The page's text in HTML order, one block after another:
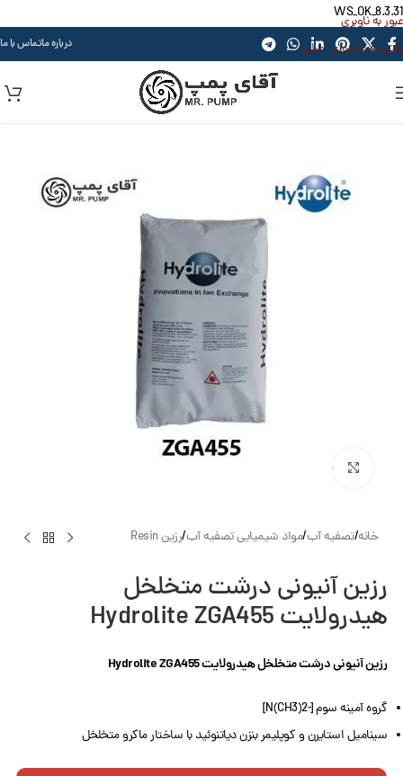
WS_OK_8.3.31
عبور به ناوبری
رفتن به محتوای اصلی
درباره ماتماس با ما
بزرگنمایی تصویر
خانه/تصفیه آب/مواد شیمیایی تصفیه آب/رزین Resin
رزین آنیونی درشت متخلخل
هیدرولایت Hydrolite ZGA455
رزین آنیونی درشت متخلخل هیدرولایت Hydrolite ZGA455
گروه آمینه سوم [-N(CH3)2]
سینامیل استایرن و کوپلیمر بنزن دیاتنوئید با ساختار ماکرو متخلخل